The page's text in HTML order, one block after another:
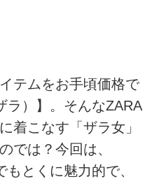
テムをお手頃価格で
ラ）】。そんなZARA
着こなす「ザラ女」
では？今回は、
とくに魅力的で、